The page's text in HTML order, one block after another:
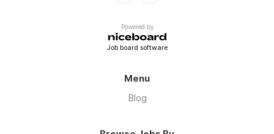
Powered by
Job board software
Menu
Blog